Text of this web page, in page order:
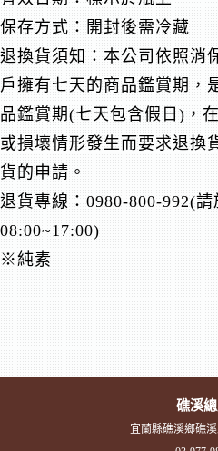
保存方式：開封後需冷藏
退換貨須知：本公司依照消
戶擁有七天的商品鑑賞期，
品鑑賞期(七天包含假日)，
或損壞情形發生而要求退換
貨的申請。
退貨專線：0980-800-992(
08:00~17:00)
※純素
礁溪
宜蘭縣礁溪鄉礁